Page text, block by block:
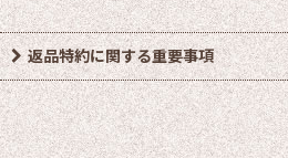
返品特約に関する重要事項